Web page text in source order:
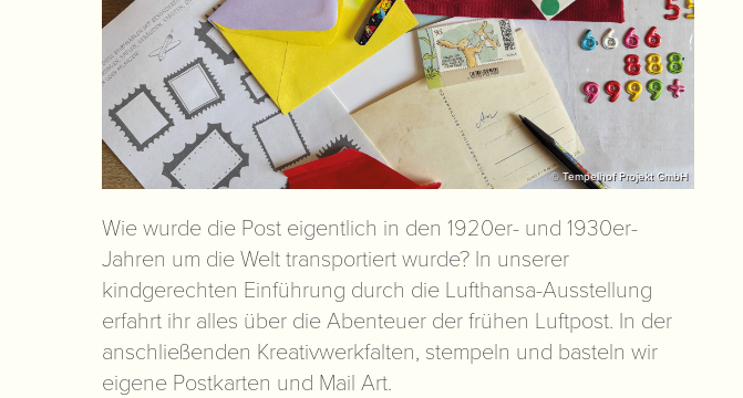
© Tempelhof Projekt GmbH
Wie wurde die Post eigentlich in den 1920er- und 1930er-
Jahren um die Welt transportiert wurde? In unserer
kindgerechten Einführung durch die Lufthansa-Ausstellung
erfahrt ihr alles über die Abenteuer der frühen Luftpost. In der
anschließenden Kreativwerkfalten, stempeln und basteln wir
eigene Postkarten und Mail Art.